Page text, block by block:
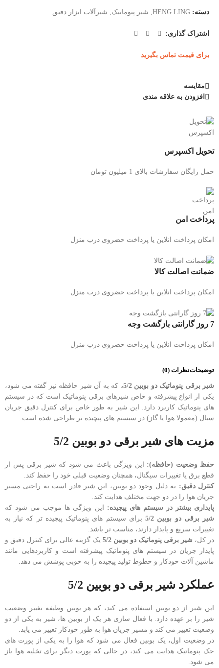
دسته: HENG LING شیر پنوماتیک شیرآلات ابزار دقیق
اشتراک گذاری:
برای قیمت تماس بگیرید
مقایسه
افزودن به علاقه مندی
تحویل اکسپرس
حمل رایگان سفارشات بالای 1 میلیون تومان
پرداخت امن
امکان پرداخت انلاین یا پرداخت حضروی درب منزل
ضمانت اصالت کالا
امکان پرداخت انلاین یا پرداخت حضروی درب منزل
7 روز گارانتی بازگشت وجه
امکان پرداخت انلاین یا پرداخت حضروی درب منزل
توضیحاتنظرات (0)
شیر برقی پنوماتیک دو بوبین 5/2،
که به آن شیر حافظه نیز گفته می شود،
یکی از انواع پیشرفته و خاص شیرهای برقی پنوماتیک است که در سیستم
های پنوماتیک کاربرد دارد. این شیر به طور خاص برای کنترل دقیق جریان
سیال (معمولا هوا یا گاز) در سیستم های پیچیده تر طراحی شده است.
مزیت های شیر برقی دو بوبین 5/2
حفظ وضعیت (حافظه): این ویژگی باعث می شود که شیر برقی پس از
قطع برق یا تغییرات سیگنال، همچنان وضعیت قبلی خود را حفظ کند.
کنترل دقیق: به دلیل وجود دو بوبین، این شیر قادر است به راحتی مسیر
جریان هوا را در دو جهت مختلف هدایت کند.
پایداری بیشتر در سیستم های پیچیده: این ویژگی ها موجب می شود که
شیر برقی دو بوبین 5/2
برای سیستم های پنوماتیک پیچیده تر که نیاز به
تغییرات سریع و پایدار دارند، مناسب تر باشد.
در کل، شیر برقی پنوماتیک دو بوبین 5/2
یک گزینه عالی برای کنترل دقیق و
پایدار جریان در سیستم های پنوماتیک پیشرفته است و کاربردهایی مانند
ماشین آلات خودکار و خطوط تولید پیچیده را به خوبی پوشش می دهد.
عملکرد شیر برقی دو بوبین 5/2
این شیر از دو بوبین استفاده می کند، که هر بوبین وظیفه تغییر وضعیت
شیر را بر عهده دارد. با فعال سازی هر یک از بوبین ها، شیر به یکی از دو
وضعیت تغییر می کند و مسیر جریان هوا به طور خودکار تغییر می یابد.
در وضعیت اول، یک بوبین فعال می شود که هوا را به یکی از پورت های
جک پنوماتیک هدایت می کند، در حالی که پورت دیگر برای تخلیه هوا باز
می شود.